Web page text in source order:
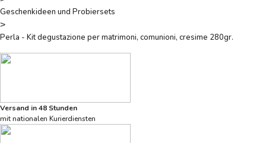
Geschenkideen und Probiersets
>
Perla - Kit degustazione per matrimoni, comunioni, cresime 280gr.
Versand in 48 Stunden
mit nationalen Kurierdiensten